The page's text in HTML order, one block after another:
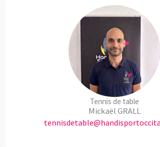
Tennis de table
Mickaël GRALL